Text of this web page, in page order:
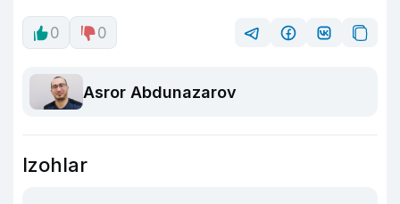
0 0
Asror Abdunazarov
Izohlar